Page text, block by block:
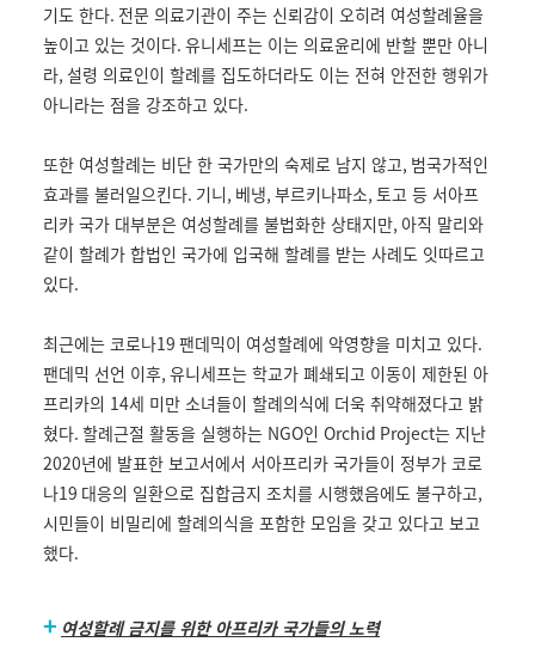
기도 한다. 전문 의료기관이 주는 신뢰감이 오히려 여성할례율을
높이고 있는 것이다. 유니세프는 이는 의료윤리에 반할 뿐만 아니
라, 설령 의료인이 할례를 집도하더라도 이는 전혀 안전한 행위가
아니라는 점을 강조하고 있다.
또한 여성할례는 비단 한 국가만의 숙제로 남지 않고, 범국가적인
효과를 불러일으킨다. 기니, 베냉, 부르키나파소, 토고 등 서아프
리카 국가 대부분은 여성할례를 불법화한 상태지만, 아직 말리와
같이 할례가 합법인 국가에 입국해 할례를 받는 사례도 잇따르고
있다.
최근에는 코로나19 팬데믹이 여성할례에 악영향을 미치고 있다.
팬데믹 선언 이후, 유니세프는 학교가 폐쇄되고 이동이 제한된 아
프리카의 14세 미만 소녀들이 할례의식에 더욱 취약해졌다고 밝
혔다. 할례근절 활동을 실행하는 NGO인 Orchid Project는 지난
2020년에 발표한 보고서에서 서아프리카 국가들이 정부가 코로
나19 대응의 일환으로 집합금지 조치를 시행했음에도 불구하고,
시민들이 비밀리에 할례의식을 포함한 모임을 갖고 있다고 보고
했다.
+ 여성할례 금지를 위한 아프리카 국가들의 노력